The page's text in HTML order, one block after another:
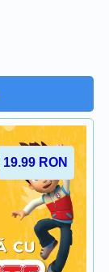
19.99 RON